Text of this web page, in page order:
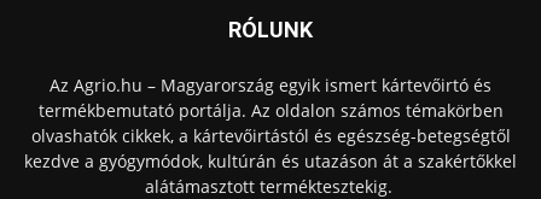
RÓLUNK
Az Agrio.hu – Magyarország egyik ismert kártevőirtó és
termékbemutató portálja. Az oldalon számos témakörben
olvashatók cikkek, a kártevőirtástól és egészség-betegségtől
kezdve a gyógymódok, kultúrán és utazáson át a szakértőkkel
alátámasztott terméktesztekig.